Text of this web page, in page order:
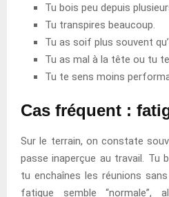
Tu bois peu depuis
Tu transpires beaucoup.
Tu as soif plus souvent
Tu as mal à la tête ou tu
Tu te sens moins
Cas fréquent :
Sur le terrain, on constate
passe inaperçue au travail. Tu
tu enchaînes les réunions
fatigue semble “normale”,